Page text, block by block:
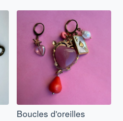
Boucles d'oreilles